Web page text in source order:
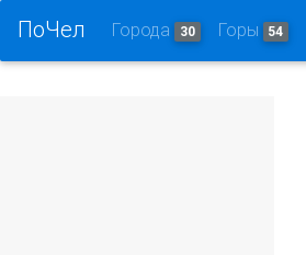
ПоЧел Города 30 Горы 54